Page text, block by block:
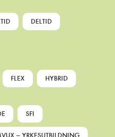
DELTID
FLEX HYBRID
SFI
– YRKESUTBILDNING